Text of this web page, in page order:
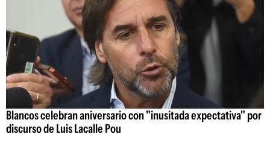
Blancos celebran aniversario con "inusitada expectativa" por
discurso de Luis Lacalle Pou